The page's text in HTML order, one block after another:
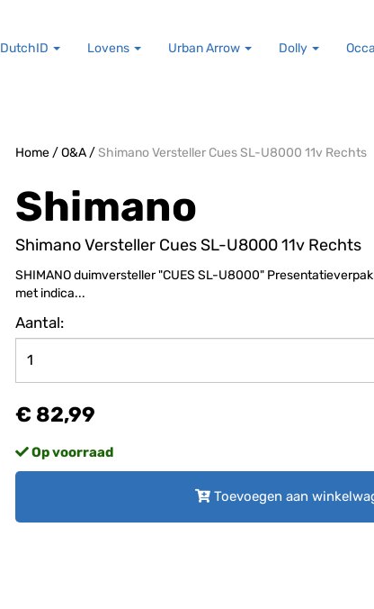
DutchID Lovens Urban Arrow Dolly
Home/O&A/Shimano Versteller Cues SL-U8000 11v Rechts
Shimano
Shimano Versteller Cues SL-U8000 11v Rechts
SHIMANO duimversteller "CUES SL-U8000"
met indica...
Aantal:
€ 82,99
Op voorraad
Toevoegen aan